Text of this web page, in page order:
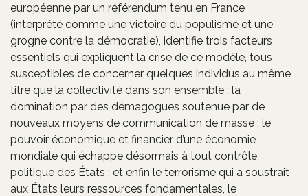
européenne par un référendum tenu en France
(interprété comme une victoire du populisme et une
grogne contre la démocratie), identifie trois facteurs
essentiels qui expliquent la crise de ce modèle, tous
susceptibles de concerner quelques individus au même
titre que la collectivité dans son ensemble : la
domination par des démagogues soutenue par de
nouveaux moyens de communication de masse ; le
pouvoir économique et financier d’une économie
mondiale qui échappe désormais à tout contrôle
politique des États ; et enfin le terrorisme qui a soustrait
aux États leurs ressources fondamentales, le